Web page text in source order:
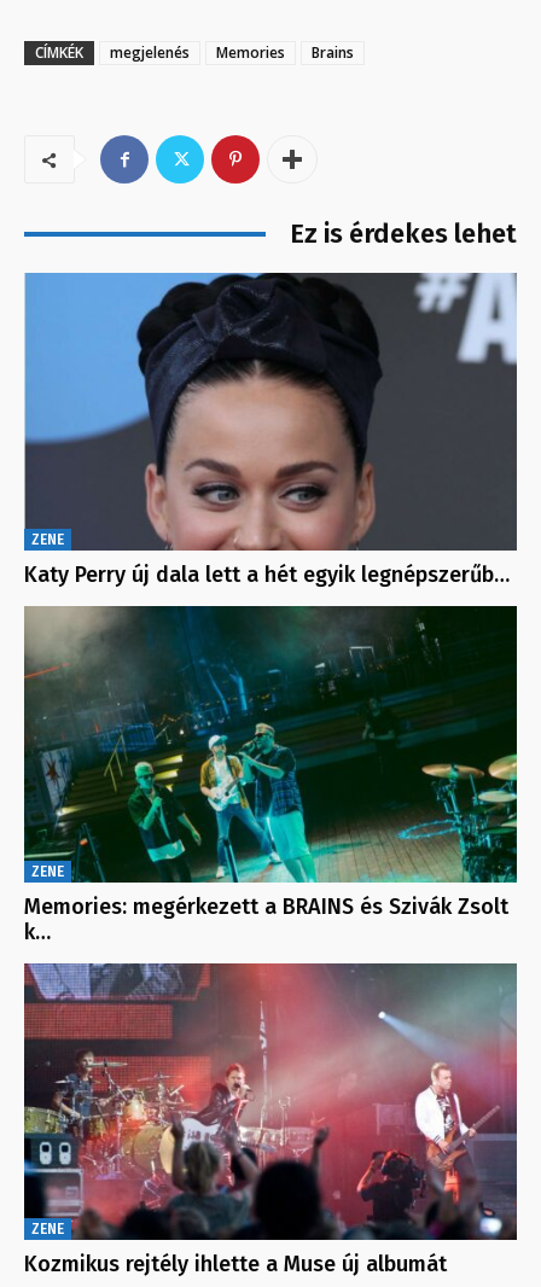
CÍMKÉK megjelenés Memories Brains
Ez is érdekes lehet
ZENE
Katy Perry új dala lett a hét egyik legnépszerűb…
ZENE
Memories: megérkezett a BRAINS és Szivák Zsolt
k…
ZENE
Kozmikus rejtély ihlette a Muse új albumát